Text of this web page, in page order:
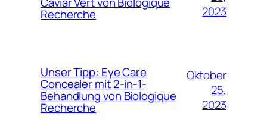
Recherche
2023
Unser Tipp: Eye Care
Concealer mit 2-in-1-
Behandlung von Biologique
Recherche
Oktober
25,
2023